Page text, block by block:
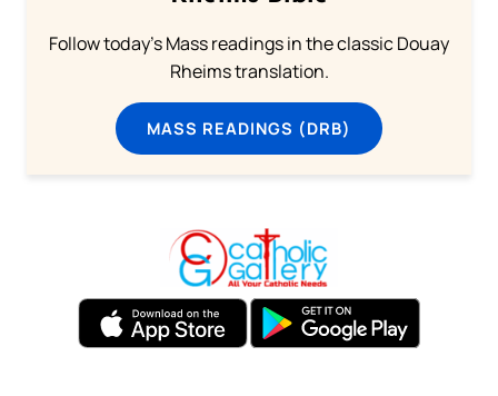
Follow today's Mass readings in the classic Douay
Rheims translation.
MASS READINGS (DRB)